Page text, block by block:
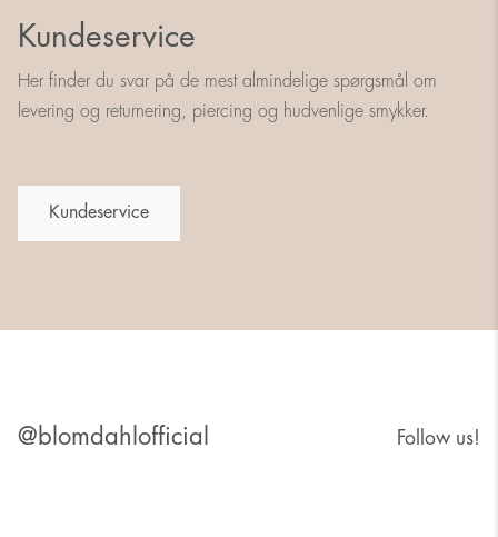
Kundeservice
Her finder du svar på de mest almindelige spørgsmål om
levering og returnering, piercing og hudvenlige smykker.
Kundeservice
@blomdahlofficial Follow us!